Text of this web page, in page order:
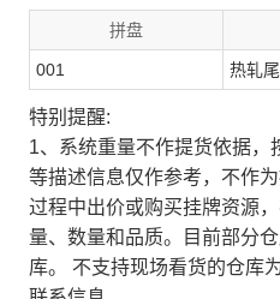
拼盘
001 热轧
特别提醒:
1、系统重量不作提货依据
等描述信息仅作参考，不作
过程中出价或购买挂牌资源
量、数量和品质。目前部分
库。 不支持现场看货的仓库